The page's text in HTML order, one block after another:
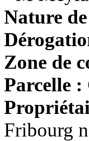
Nature
Zone de
Parcelle :
Fribourg